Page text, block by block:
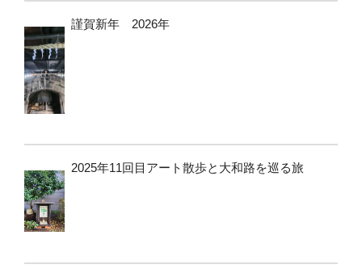
謹賀新年 2026年
2025年11回目アート散歩と大和路を巡る旅